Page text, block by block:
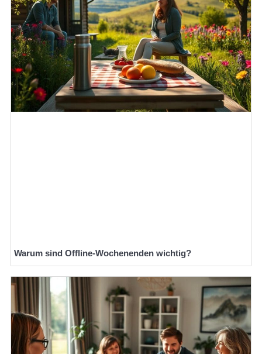
Warum sind Offline-Wochenenden wichtig?